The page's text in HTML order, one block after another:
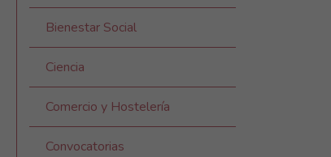
Bienestar Social
Ciencia
Comercio y Hostelería
Convocatorias